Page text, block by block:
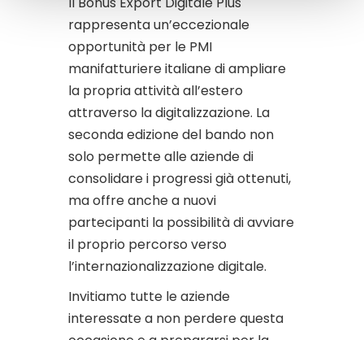
rappresenta un’eccezionale
opportunità per le PMI
manifatturiere italiane di ampliare
la propria attività all’estero
attraverso la digitalizzazione. La
seconda edizione del bando non
solo permette alle aziende di
consolidare i progressi già ottenuti,
ma offre anche a nuovi
partecipanti la possibilità di avviare
il proprio percorso verso
l’internazionalizzazione digitale.
Invitiamo tutte le aziende
interessate a non perdere questa